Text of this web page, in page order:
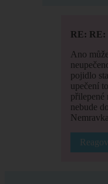
RE:
Ano
pojidlo
upečení
přilepené
nebude